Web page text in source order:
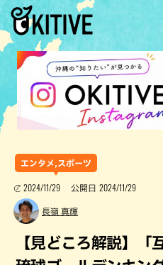
エンタメ,スポーツ
2024/11/29 公開日 2024/11/29
長嶺 真輝
【見どころ解説】